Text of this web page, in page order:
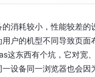
消耗较小，性能较差的
户的机型不同导致页面
这东西有个坑，它对宽
设备同一浏览器也会因